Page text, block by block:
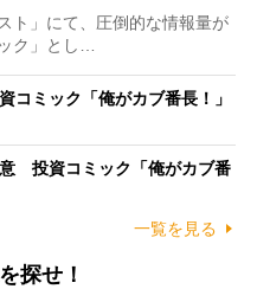
ト」にて、圧倒的な情報量が
ク」とし…
ミック「俺がカブ番長！」
投資コミック「俺がカブ番
一覧を見る
探せ！